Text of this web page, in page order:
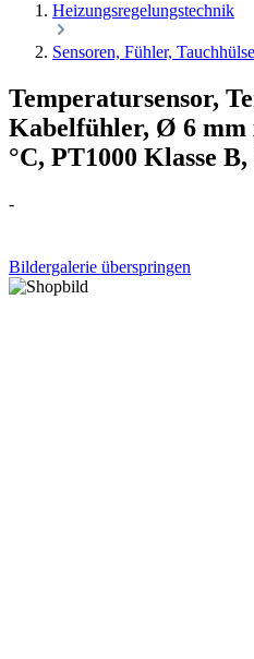
Heizungsregelungstechnik
Sensoren, Fühler,
Temperatursensor,
Kabelfühler, Ø 6 mm
°C, PT1000 Klasse
-
Bildergalerie überspringen